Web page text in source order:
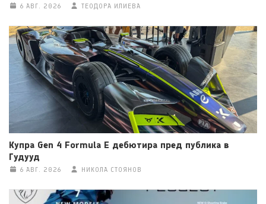
6 АВГ. 2026 ТЕОДОРА ИЛИЕВА
Купра Gen 4 Formula E дебютира пред публика в
Гудууд
6 АВГ. 2026 НИКОЛА СТОЯНОВ